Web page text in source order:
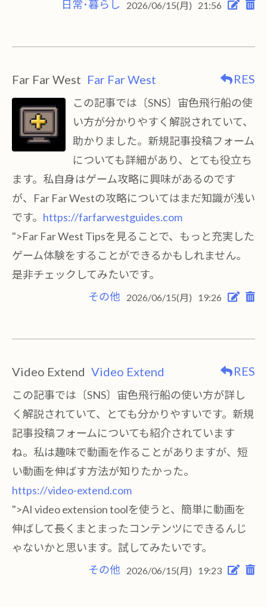
日常･暮らし 2026/06/15(月) 21:56
Far Far West Far Far West RES
この記事では〔SNS〕宙色飛行船の使
い方が分かりやすく解説されていて、
助かりました。新規記事投稿フォーム
についても詳細があり、とても役立ち
ます。私自身はゲーム攻略に興味があるのです
が、Far Far Westの攻略についてはまだ知識が浅い
です。 https://farfarwestguides.com
">Far Far West Tipsを見ることで、もっと充実した
ゲーム体験をすることができるかもしれません。
是非チェックしてみたいです。
その他
2026/06/15(月) 19:26
Video Extend Video Extend RES
この記事では〔SNS〕宙色飛行船の使い方が詳し
く解説されていて、とても分かりやすいです。新規
記事投稿フォームについても紹介されています
ね。私は趣味で動画を作ることがありますが、短
い動画を伸ばす方法が知りたかった。
https://video-extend.com
">AI video extension toolを使うと、簡単に動画を
伸ばして長くまとまったコンテンツにできるんじ
ゃないかと思います。試してみたいです。
その他
2026/06/15(月) 19:23